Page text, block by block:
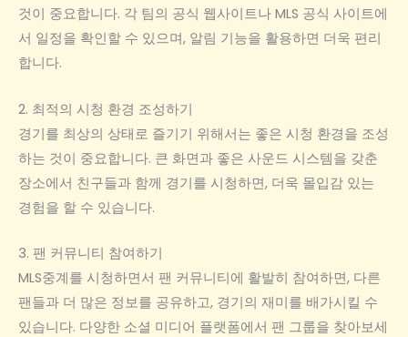
것이 중요합니다. 각 팀의 공식 웹사이트나 MLS 공식 사이트에
서 일정을 확인할 수 있으며, 알림 기능을 활용하면 더욱 편리
합니다.
2. 최적의 시청 환경 조성하기
경기를 최상의 상태로 즐기기 위해서는 좋은 시청 환경을 조성
하는 것이 중요합니다. 큰 화면과 좋은 사운드 시스템을 갖춘
장소에서 친구들과 함께 경기를 시청하면, 더욱 몰입감 있는
경험을 할 수 있습니다.
3. 팬 커뮤니티 참여하기
MLS중계를 시청하면서 팬 커뮤니티에 활발히 참여하면, 다른
팬들과 더 많은 정보를 공유하고, 경기의 재미를 배가시킬 수
있습니다. 다양한 소셜 미디어 플랫폼에서 팬 그룹을 찾아보세